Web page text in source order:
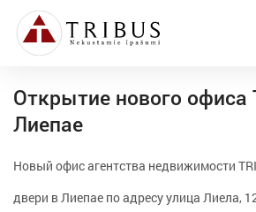
Открытие нового офиса
Лиепае
Новый офис агентства недвижимости
двери в Лиепае по адресу улица Лиела,